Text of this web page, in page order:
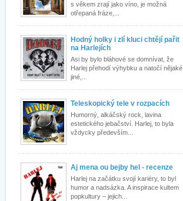
s věkem zrají jako víno, je možná
otřepaná fráze,...
Hodný holky i zlí kluci chtějí pařit
na Harlejích
Asi by bylo bláhové se domnívat, že
Harlej přehodí výhybku a natočí nějaké
jiné,...
Teleskopický tele v rozpacích
Humorný, alkáčský rock, lavina
estetického jebačství. Harlej, to byla
vždycky především...
Aj mena ou bejby hel - recenze
Harlej na začátku svojí kariéry, to byl
humor a nadsázka. A inspirace kultem
popkultury – jejich...